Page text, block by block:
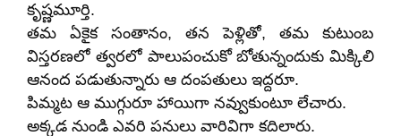
కృష్ణమూర్తి.
తమ ఏకైక సంతానం, తన పెళ్లితో, తమ కుటుంబ
విస్తరణలో త్వరలో పాలుపంచుకో బోతున్నందుకు మిక్కిలి
ఆనంద పడుతున్నారు ఆ దంపతులు ఇద్దరూ.
పిమ్మట ఆ ముగ్గురూ హాయిగా నవ్వుకుంటూ లేచారు.
అక్కడ నుండి ఎవరి పనులు వారివిగా కదిలారు.